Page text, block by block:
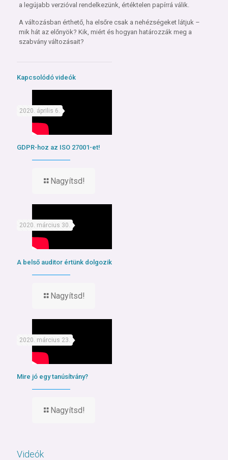
a legújabb verzióval rendelkezünk, értéktelen papírrá válik.
A változásban érthető, ha elsőre csak a nehézségeket látjuk –
mik hát az előnyök? Kik, miért és hogyan határozzák meg a
szabvány változásait?
Kapcsolódó videók
2020. április 6.
GDPR-hoz az ISO 27001-et!
Nagyítsd!
2020. március 30.
A belső auditor értünk dolgozik
Nagyítsd!
2020. március 23.
Mire jó egy tanúsítvány?
Nagyítsd!
Videók